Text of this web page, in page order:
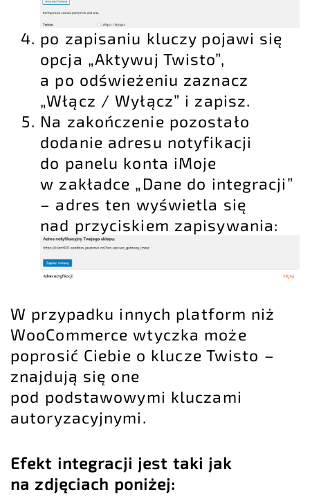
po zapisaniu kluczy pojawi się
opcja „Aktywuj Twisto”,
a po odświeżeniu zaznacz
„Włącz / Wyłącz” i zapisz.
Na zakończenie pozostało
dodanie adresu notyfikacji
do panelu konta iMoje
w zakładce „Dane do integracji”
– adres ten wyświetla się
nad przyciskiem zapisywania:
W przypadku innych platform niż
WooCommerce wtyczka może
poprosić Ciebie o klucze Twisto –
znajdują się one
pod podstawowymi kluczami
autoryzacyjnymi.
Efekt integracji jest taki jak
na zdjęciach poniżej: